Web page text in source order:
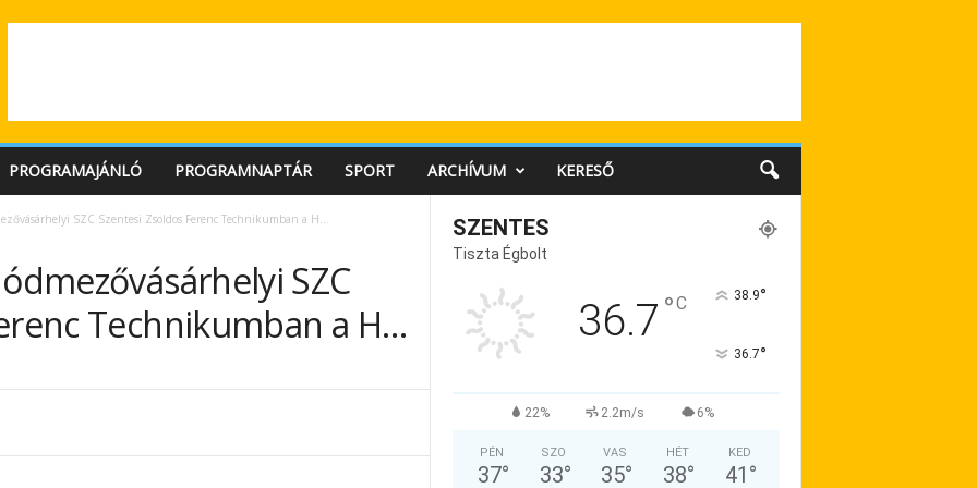
PROGRAMAJÁNLÓ PROGRAMNAPTÁR SPORT ARCHÍVUM KERESŐ
SZC Szentesi Zsoldos Ferenc Technikumban a H…
SZC
Technikumban a H…
SZENTES
Tiszta Égbolt
36.7 °C 38.9°
36.7°
22% 2.2m/s 6%
PÉN
37°
SZO
33°
VAS
35°
HÉT
38°
KED
41 °